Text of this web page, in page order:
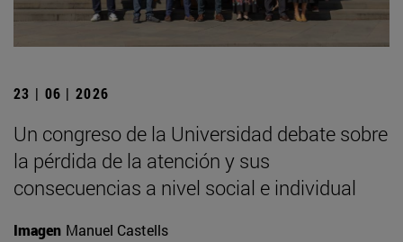
23 | 06 | 2026
Un congreso de la Universidad debate sobre
la pérdida de la atención y sus
consecuencias a nivel social e individual
Imagen Manuel Castells